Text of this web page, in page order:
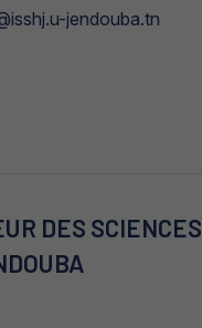
jendouba.tn
DES SCIENCES